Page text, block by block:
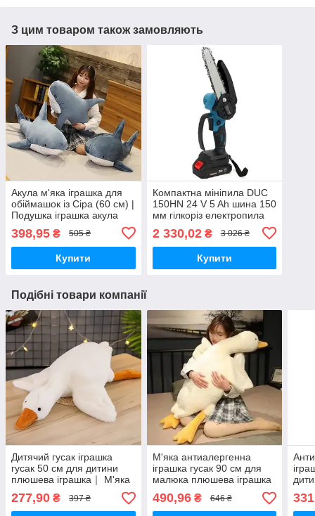
З цим товаром також замовляють
Акула м'яка іграшка для
обіймашок із Сіра (60 см) |
Подушка іграшка акула
398,95 ₴ 505 ₴
Купити
Компактна мініпила DUC
150HN 24 V 5 Ah шина 150
мм гілкоріз електропила
2 330,02₴ 3 026 ₴
Купити
Подібні товари компанії
Дитячий гусак іграшка
гусак 50 см для дитини
плюшева іграшка｜ М'яка
іграшка для обіймів
277,90 ₴ 397 ₴
М'яка антиалергенна
іграшка гусак 90 см для
малюка плюшева іграшка
| М'яка іграшка-обіймашка
490,96₴ 646 ₴